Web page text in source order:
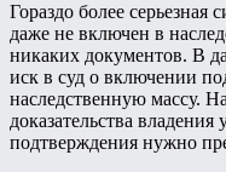
Гораздо более серьезная
даже не включен в
никаких документов. В
иск в суд о включении
наследственную массу.
доказательства
подтверждения нужно